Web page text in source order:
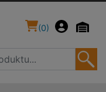
(0)